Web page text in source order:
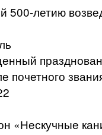
летию
почетного
«Нескучные